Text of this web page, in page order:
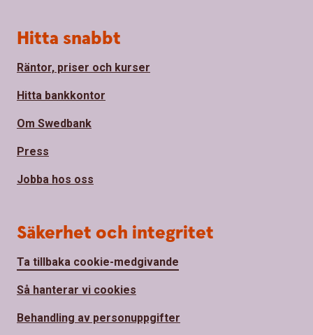
Hitta snabbt
Räntor, priser och kurser
Hitta bankkontor
Om Swedbank
Press
Jobba hos oss
Säkerhet och integritet
Ta tillbaka cookie-medgivande
Så hanterar vi cookies
Behandling av personuppgifter